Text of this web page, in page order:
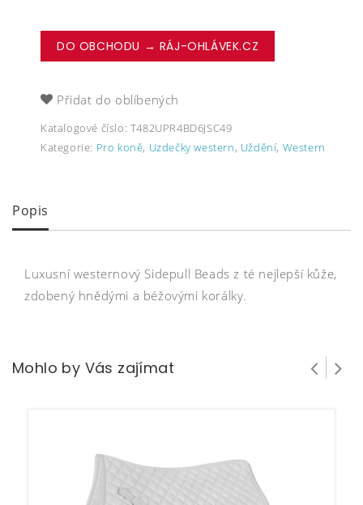
DO OBCHODU → RÁJ-OHLÁVEK.CZ
Přidat do oblíbených
Katalogové číslo: T482UPR4BD6JSC49
Kategorie: Pro koně, Uzdečky western, Uždění, Western
Popis
Luxusní westernový Sidepull Beads z té nejlepší kůže,
zdobený hnědými a béžovými korálky.
Mohlo by Vás zajímat